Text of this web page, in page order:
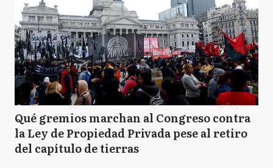
Qué gremios marchan al Congreso contra
la Ley de Propiedad Privada pese al retiro
del capítulo de tierras